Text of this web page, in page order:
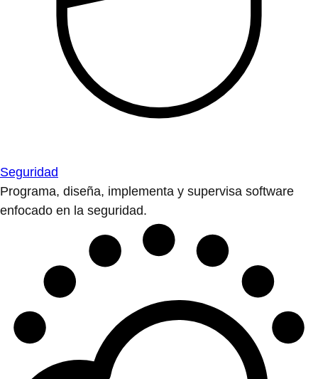
Seguridad
Programa, diseña, implementa y supervisa software
enfocado en la seguridad.